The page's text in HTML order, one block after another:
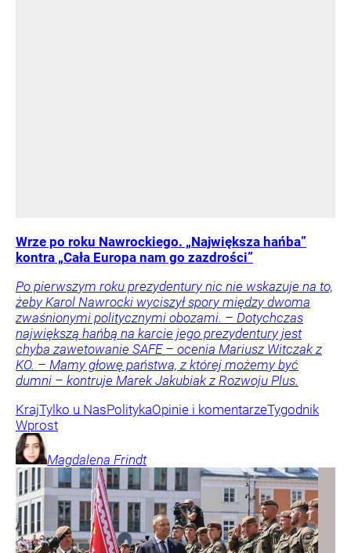
Wrze po roku Nawrockiego. „Największa hańba”
kontra „Cała Europa nam go zazdrości”
Po pierwszym roku prezydentury nic nie wskazuje na to,
żeby Karol Nawrocki wyciszył spory między dwoma
zwaśnionymi politycznymi obozami. – Dotychczas
największą hańbą na karcie jego prezydentury jest
chyba zawetowanie SAFE – ocenia Mariusz Witczak z
KO. – Mamy głowę państwa, z której możemy być
dumni – kontruje Marek Jakubiak z Rozwoju Plus.
KrajTylko u NasPolitykaOpinie i komentarzeTygodnik
Wprost
Magdalena Frindt